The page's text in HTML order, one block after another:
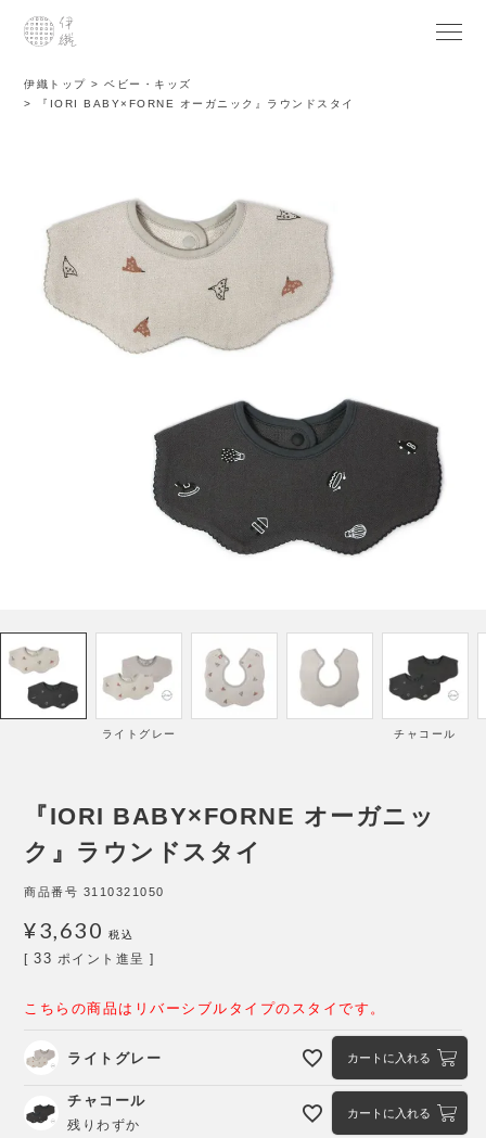
伊織トップ
ベビー・キッズ
『IORI BABY×FORNE オーガニック』ラウンドスタイ
ライトグレー チャコール
『IORI BABY×FORNE オーガニッ
ク』ラウンドスタイ
商品番号 3110321050
¥3,630 税込
[ 33 ポイント進呈 ]
こちらの商品はリバーシブルタイプのスタイです。
ライトグレー カートに入れる
チャコール
残りわずか
カートに入れる